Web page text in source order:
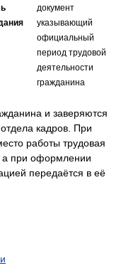
документ
указывающий
официальный
период трудовой
деятельности
гражданина
и заверяются
кадров. При
работы трудовая
а при оформлении
передаётся в её